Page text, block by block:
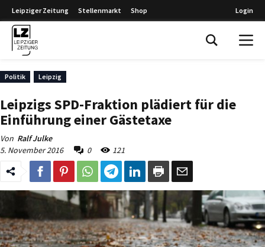
Leipziger Zeitung Stellenmarkt Shop Login
Politik Leipzig
Leipzigs SPD-Fraktion plädiert für die
Einführung einer Gästetaxe
Von Ralf Julke
5. November 2016
0 121